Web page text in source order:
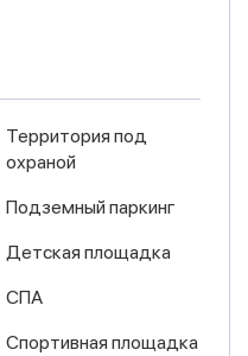
Территория под
охраной
Подземный паркинг
Детская площадка
СПА
Спортивная площадка